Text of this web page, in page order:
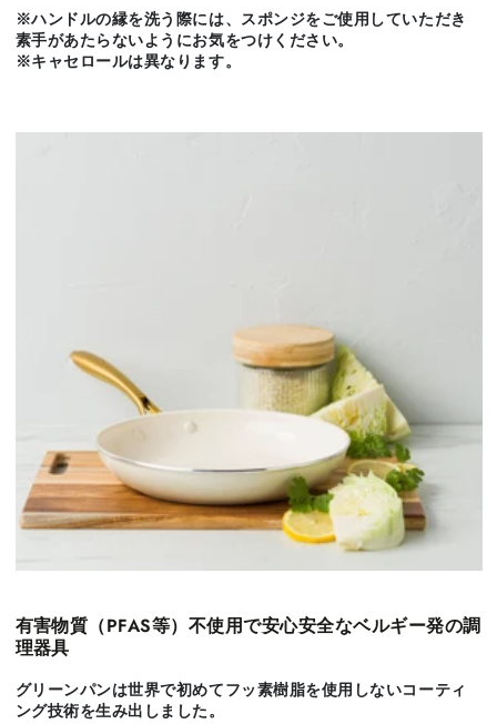
※ハンドルの縁を洗う際には、スポンジをご使用していただき
素手があたらないようにお気をつけください。
※キャセロールは異なります。
有害物質（PFAS等）不使用で安心安全なベルギー発の調
理器具
グリーンパンは世界で初めてフッ素樹脂を使用しないコーティ
ング技術を生み出しました。